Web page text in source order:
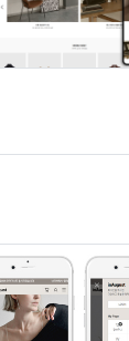
이용해주시거나
에서 작성 후
우 개인정보보호